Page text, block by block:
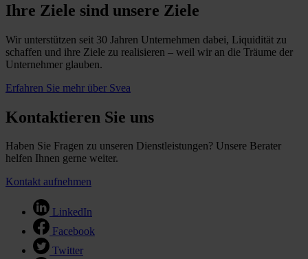
Ihre Ziele sind unsere Ziele
Wir unterstützen seit 30 Jahren Unternehmen dabei, Liquidität zu
schaffen und ihre Ziele zu realisieren – weil wir an die Träume der
Unternehmer glauben.
Erfahren Sie mehr über Svea
Kontaktieren Sie uns
Haben Sie Fragen zu unseren Dienstleistungen? Unsere Berater
helfen Ihnen gerne weiter.
Kontakt aufnehmen
LinkedIn
Facebook
Twitter